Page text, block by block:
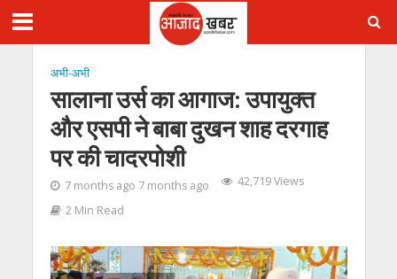
अभी-अभी
सालाना उर्स का आगाज: उपायुक्त
और एसपी ने बाबा दुखन शाह दरगाह
पर की चादरपोशी
7 months ago 7 months ago
42,719 Views
2 Min Read